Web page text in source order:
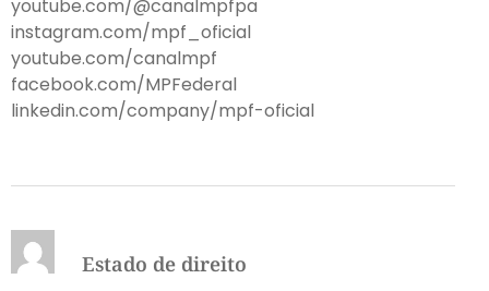
youtube.com/@canalmpfpa
instagram.com/mpf_oficial
youtube.com/canalmpf
facebook.com/MPFederal
linkedin.com/company/mpf-oficial
Estado de direito